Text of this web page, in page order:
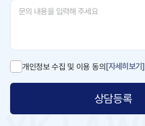
개인정보 수집 및 이용 동의[자세히보기]
상담등록